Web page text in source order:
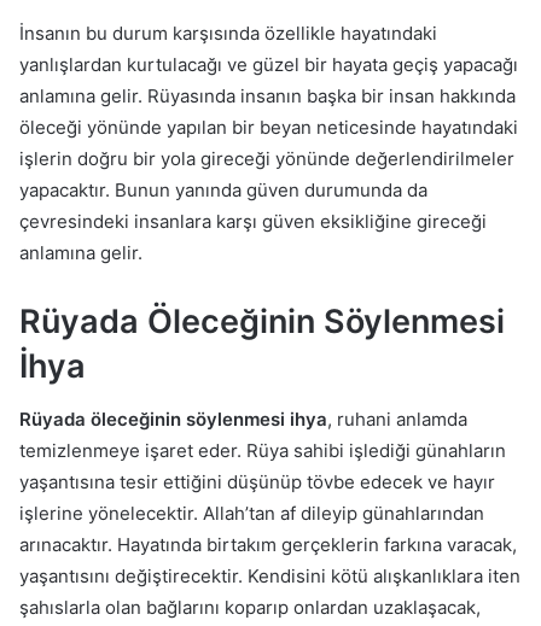
İnsanın bu durum karşısında özellikle hayatındaki
yanlışlardan kurtulacağı ve güzel bir hayata geçiş yapacağı
anlamına gelir. Rüyasında insanın başka bir insan hakkında
öleceği yönünde yapılan bir beyan neticesinde hayatındaki
işlerin doğru bir yola gireceği yönünde değerlendirilmeler
yapacaktır. Bunun yanında güven durumunda da
çevresindeki insanlara karşı güven eksikliğine gireceği
anlamına gelir.
Rüyada Öleceğinin Söylenmesi
İhya
Rüyada öleceğinin söylenmesi ihya, ruhani anlamda
temizlenmeye işaret eder. Rüya sahibi işlediği günahların
yaşantısına tesir ettiğini düşünüp tövbe edecek ve hayır
işlerine yönelecektir. Allah’tan af dileyip günahlarından
arınacaktır. Hayatında birtakım gerçeklerin farkına varacak,
yaşantısını değiştirecektir. Kendisini kötü alışkanlıklara iten
şahıslarla olan bağlarını koparıp onlardan uzaklaşacak,